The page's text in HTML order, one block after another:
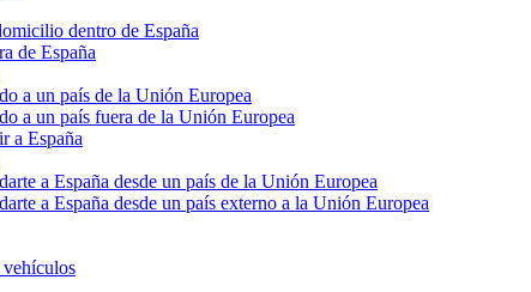
dentro de España
de España
a un país de la Unión Europea
a un país fuera de la Unión Europea
a España
a España desde un país de la Unión Europea
a España desde un país externo a la Unión Europea